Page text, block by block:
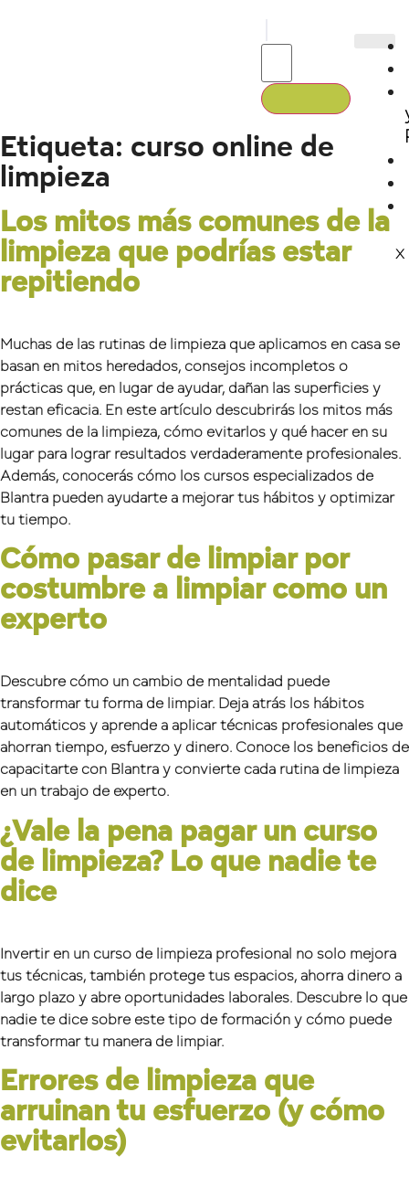
X
Etiqueta: curso online de
limpieza
Los mitos más comunes de la
limpieza que podrías estar
repitiendo
Muchas de las rutinas de limpieza que aplicamos en casa se
basan en mitos heredados, consejos incompletos o
prácticas que, en lugar de ayudar, dañan las superficies y
restan eficacia. En este artículo descubrirás los mitos más
comunes de la limpieza, cómo evitarlos y qué hacer en su
lugar para lograr resultados verdaderamente profesionales.
Además, conocerás cómo los cursos especializados de
Blantra pueden ayudarte a mejorar tus hábitos y optimizar
tu tiempo.
Cómo pasar de limpiar por
costumbre a limpiar como un
experto
Descubre cómo un cambio de mentalidad puede
transformar tu forma de limpiar. Deja atrás los hábitos
automáticos y aprende a aplicar técnicas profesionales que
ahorran tiempo, esfuerzo y dinero. Conoce los beneficios de
capacitarte con Blantra y convierte cada rutina de limpieza
en un trabajo de experto.
¿Vale la pena pagar un curso
de limpieza? Lo que nadie te
dice
Invertir en un curso de limpieza profesional no solo mejora
tus técnicas, también protege tus espacios, ahorra dinero a
largo plazo y abre oportunidades laborales. Descubre lo que
nadie te dice sobre este tipo de formación y cómo puede
transformar tu manera de limpiar.
Errores de limpieza que
arruinan tu esfuerzo (y cómo
evitarlos)